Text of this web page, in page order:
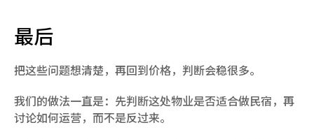
最后
把这些问题想清楚，再回到价格，判断会稳很多。
我们的做法一直是：先判断这处物业是否适合做民宿，再
讨论如何运营，而不是反过来。